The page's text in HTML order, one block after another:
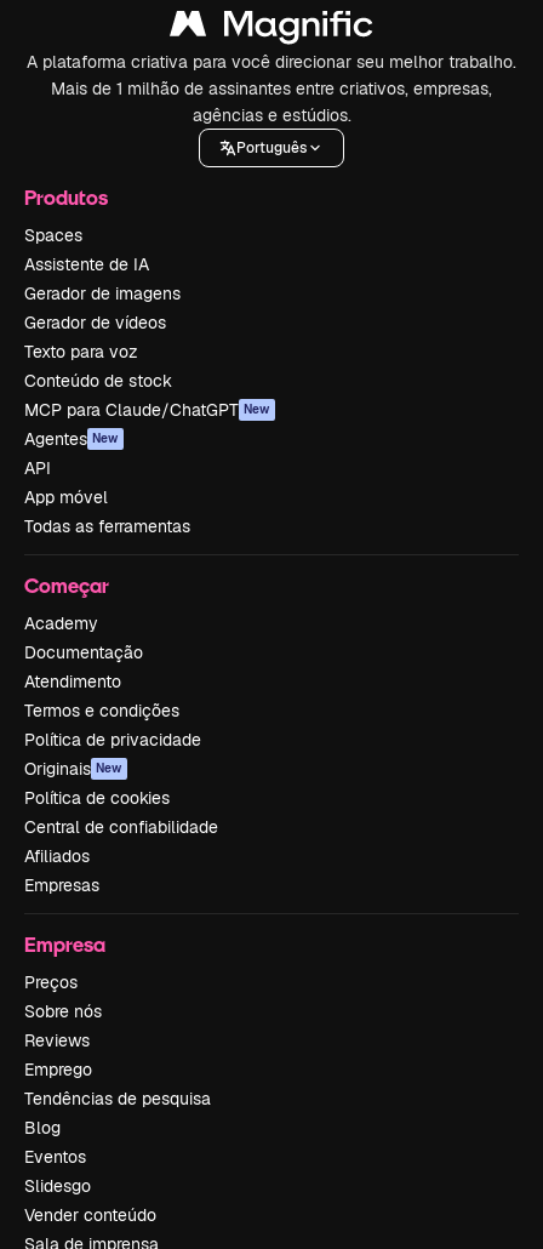
A plataforma criativa para você direcionar seu melhor trabalho.
Mais de 1 milhão de assinantes entre criativos, empresas,
agências e estúdios.
Português
Produtos
Spaces
Assistente de IA
Gerador de imagens
Gerador de vídeos
Texto para voz
Conteúdo de stock
MCP para Claude/ChatGPT New
Agentes New
API
App móvel
Todas as ferramentas
Começar
Academy
Documentação
Atendimento
Termos e condições
Política de privacidade
Originais New
Política de cookies
Central de confiabilidade
Afiliados
Empresas
Empresa
Preços
Sobre nós
Reviews
Emprego
Tendências de pesquisa
Blog
Eventos
Slidesgo
Vender conteúdo
Sala de imprensa